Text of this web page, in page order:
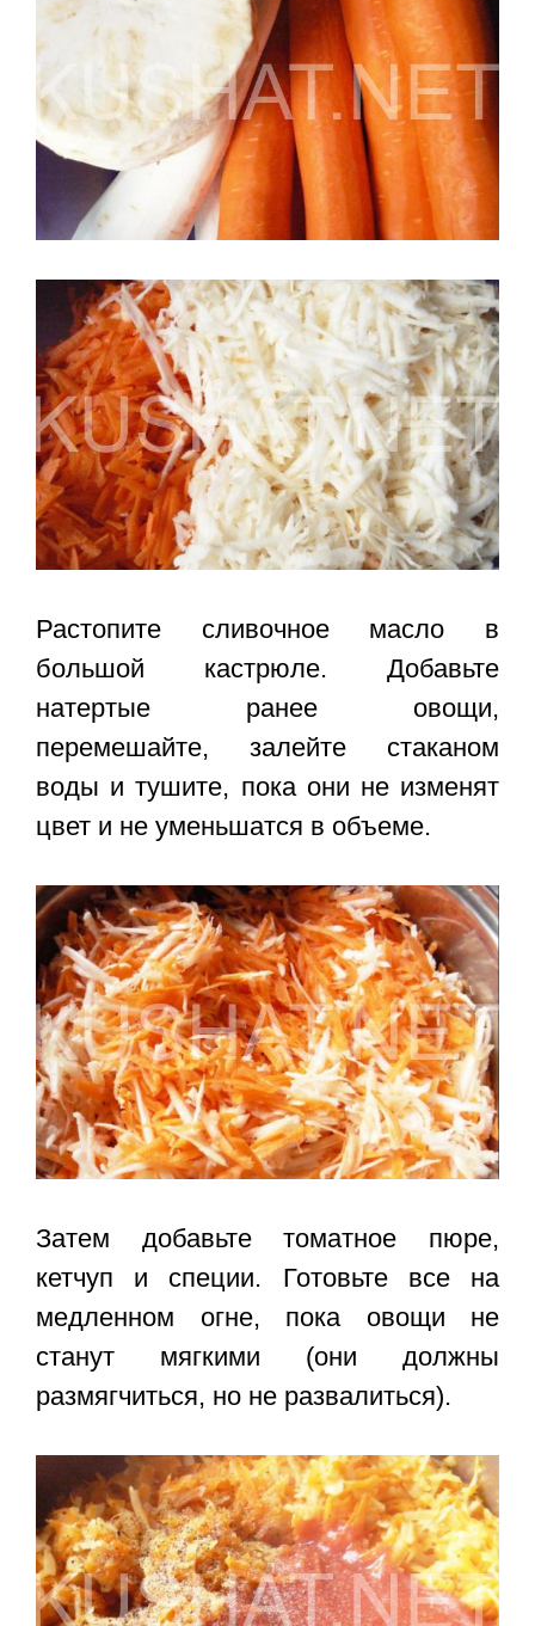
Растопите сливочное масло в
большой кастрюле. Добавьте
натертые ранее овощи,
перемешайте, залейте стаканом
воды и тушите, пока они не изменят
цвет и не уменьшатся в объеме.
Затем добавьте томатное пюре,
кетчуп и специи. Готовьте все на
медленном огне, пока овощи не
станут мягкими (они должны
размягчиться, но не развалиться).